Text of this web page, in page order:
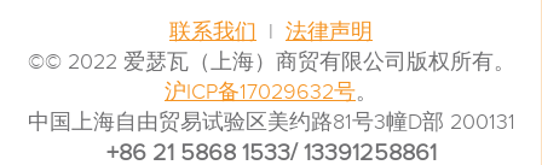
联系我们
法律声明
©© 2022 爱瑟瓦（上海）商贸有限公司版权所有。
沪ICP备17029632号。
中国上海自由贸易试验区美约路81号3幢D部 200131
+86 21 5868 1533/ 13391258861